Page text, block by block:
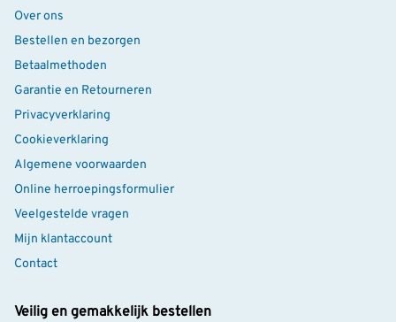
Over ons
Bestellen en bezorgen
Betaalmethoden
Garantie en Retourneren
Privacyverklaring
Cookieverklaring
Algemene voorwaarden
Online herroepingsformulier
Veelgestelde vragen
Mijn klantaccount
Contact
Veilig en gemakkelijk bestellen